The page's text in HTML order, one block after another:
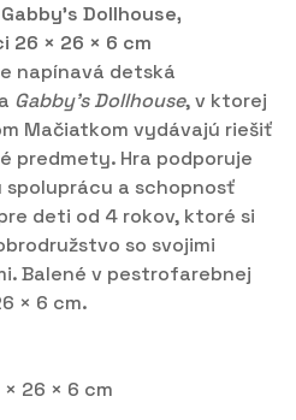
Dollhouse,
26 × 26 × 6 cm
napínavá detská
Gabby’s Dollhouse, v ktorej
Mačiatkom vydávajú riešiť
predmety. Hra podporuje
a schopnosť
deti od 4 rokov, ktoré si
so svojimi
Balené v pestrofarebnej
× 6 cm.
× 26 × 6 cm